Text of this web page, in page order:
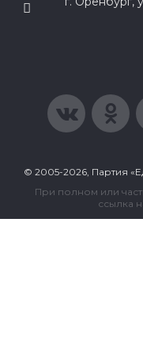
© 2005-2026, Партия
При полном или
ссылка